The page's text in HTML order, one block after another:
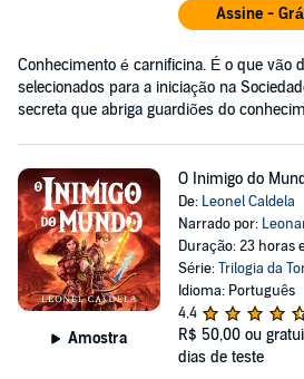
Assine -
Conhecimento é carnificina. É o que vão
selecionados para a iniciação na
secreta que abriga guardiões do
Amostra
O Inimigo do
De: Leonel Caldela
Narrado por:
Duração: 23 horas
Série:Trilogia da
Idioma: Português
4,4
R$ 50,00 ou
dias de teste